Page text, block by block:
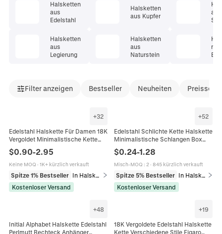
Halsketten
aus
Edelstahl
Halsketten
aus
Legierung
Halsketten
aus Kupfer
Halsketten
aus
Naturstein
mit
Filter anzeigen Bestseller Neuheiten
+32
Edelstahl Halskette Für Damen 18K
Vergoldet Minimalistische Kette
Schlangenbein Perle Schmuck
Geschenk
$0.90-2.95
Keine MOQ · 1K+ kürzlich verkauft
Spitze 1% Bestseller
In Halsketten
Kostenloser Versand
+52
Edelstahl Schlichte Kette Halskette
Minimalistische Schlangen Box
Gliederketten Schmuck Mit
Verstellbarem Verschluss
$0.24-1.28
Misch-MOQ : 2· 845 kürzlich verkauft
Spitze 5% Bestseller
In Halsketten
Kostenloser Versand
+48
Initial Alphabet Halskette Edelstahl
Perlmutt Rechteck Anhänger
+19
18K Vergoldete Edelstahl Halskette
Kette Verschiedene Stile Figaro